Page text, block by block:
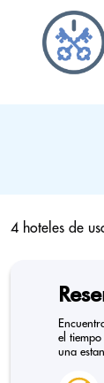
4 hoteles de
el
una